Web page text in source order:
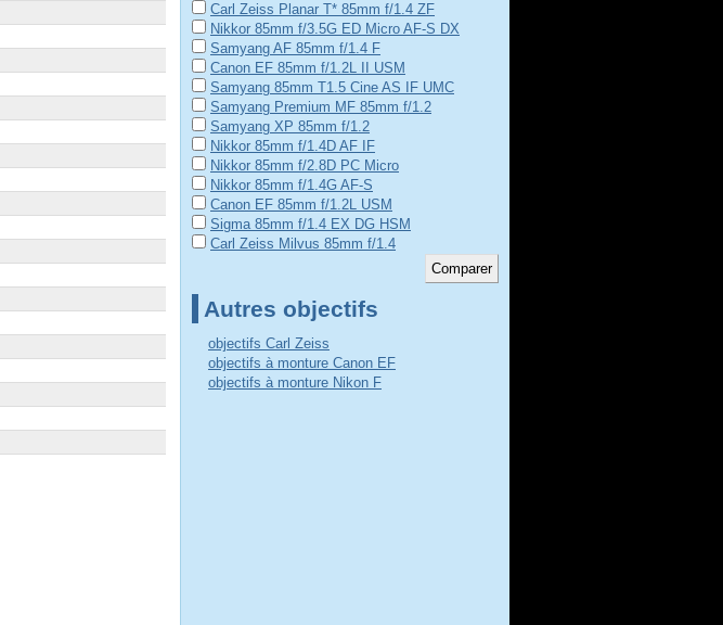
Carl Zeiss Planar T* 85mm f/1.4 ZF
Nikkor 85mm f/3.5G ED Micro AF-S DX
Samyang AF 85mm f/1.4 F
Canon EF 85mm f/1.2L II USM
Samyang 85mm T1.5 Cine AS IF UMC
Samyang Premium MF 85mm f/1.2
Samyang XP 85mm f/1.2
Nikkor 85mm f/1.4D AF IF
Nikkor 85mm f/2.8D PC Micro
Nikkor 85mm f/1.4G AF-S
Canon EF 85mm f/1.2L USM
Sigma 85mm f/1.4 EX DG HSM
Carl Zeiss Milvus 85mm f/1.4
Autres objectifs
objectifs Carl Zeiss
objectifs à monture Canon EF
objectifs à monture Nikon F